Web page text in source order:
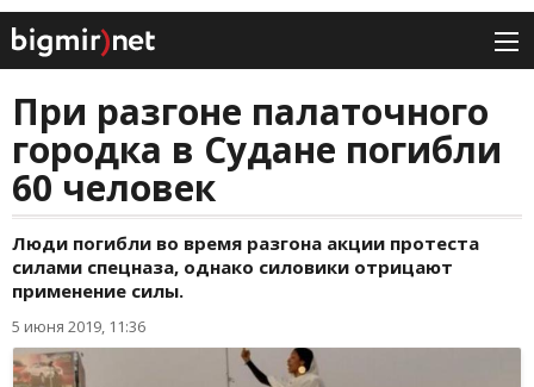
При разгоне палаточного
городка в Судане погибли
60 человек
Люди погибли во время разгона акции протеста
силами спецназа, однако силовики отрицают
применение силы.
5 июня 2019, 11:36